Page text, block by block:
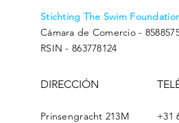
Stichting The Swim
Cámara de Comercio -
RSIN - 863778124
DIRECCIÓN
Prinsengracht 213M
+31